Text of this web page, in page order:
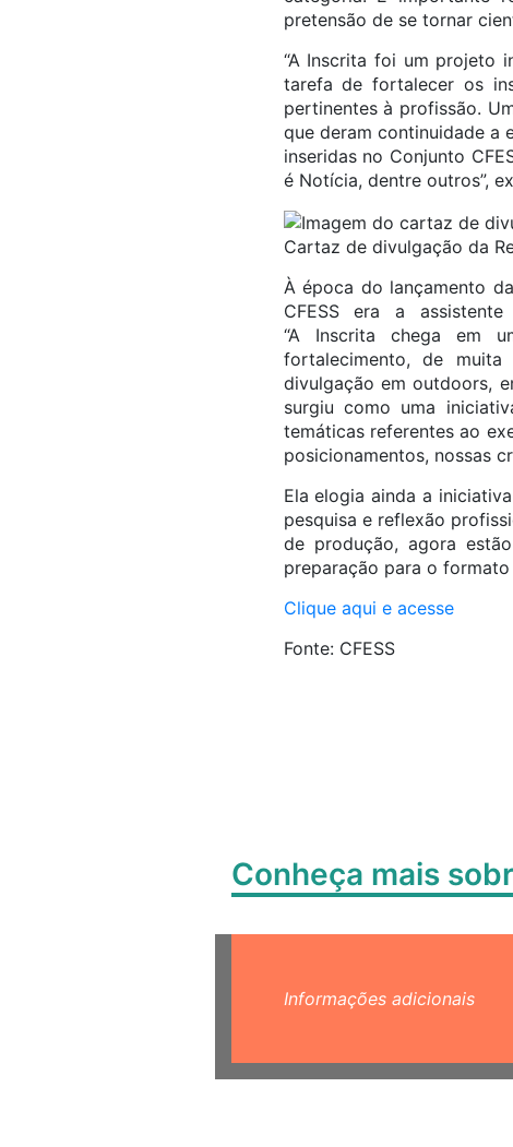
pretensão de se tornar
“A Inscrita foi um projeto
tarefa de fortalecer os
pertinentes à profissão.
que deram continuidade a
inseridas no Conjunto
é Notícia, dentre outros”,
Cartaz de divulgação da
À época do lançamento
CFESS era a
“A Inscrita chega em
fortalecimento, de
divulgação em outdoors,
surgiu como uma
temáticas referentes ao
posicionamentos, nossas
Ela elogia ainda a
pesquisa e reflexão
de produção, agora
preparação para o
Clique aqui e acesse
Fonte: CFESS
Conheça mais
Informações adicionais